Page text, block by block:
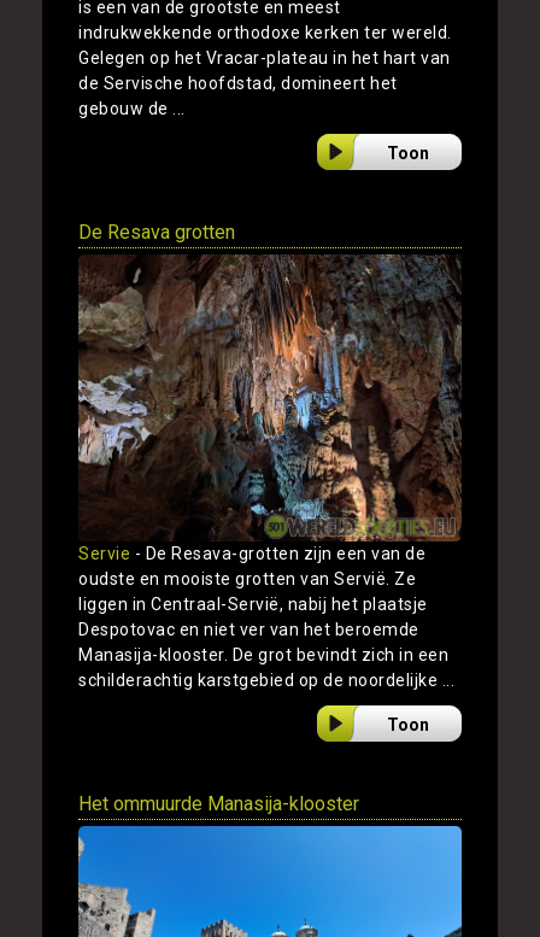
is een van de grootste en meest
indrukwekkende orthodoxe kerken ter wereld.
Gelegen op het Vracar-plateau in het hart van
de Servische hoofdstad, domineert het
gebouw de ...
Toon
De Resava grotten
Servie - De Resava-grotten zijn een van de
oudste en mooiste grotten van Servië. Ze
liggen in Centraal-Servië, nabij het plaatsje
Despotovac en niet ver van het beroemde
Manasija-klooster. De grot bevindt zich in een
schilderachtig karstgebied op de noordelijke ...
Toon
Het ommuurde Manasija-klooster